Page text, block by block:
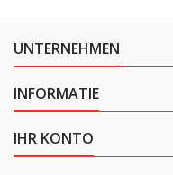
UNTERNEHMEN
INFORMATIE
IHR KONTO